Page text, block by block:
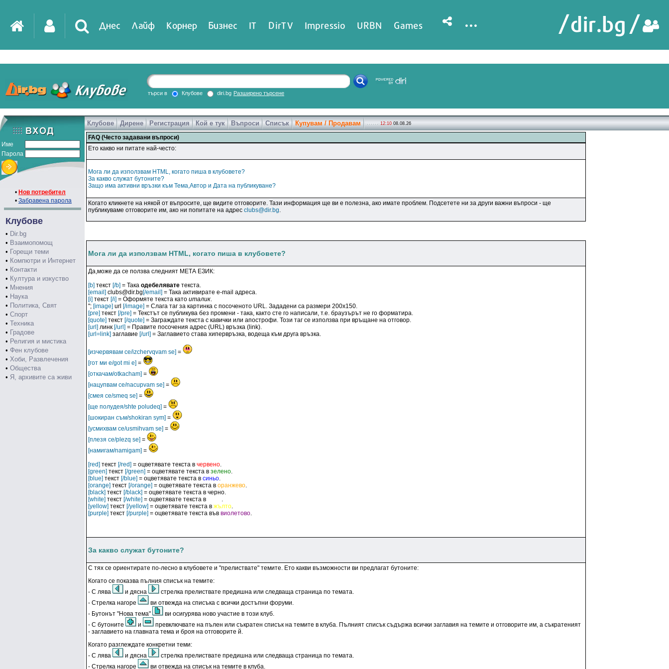
Днес Лайф Корнер Бизнес IT DirTV Impressio URBN Games ...
търси в Клубове diri.bg Разширено търсене
Име
Парола
• Нов потребител
• Забравена парола
Клубове
• Dir.bg
• Взаимопомощ
• Горещи теми
• Компютри и Интернет
• Контакти
• Култура и изкуство
• Мнения
• Наука
• Политика, Свят
• Спорт
• Техника
• Градове
• Религия и мистика
• Фен клубове
• Хоби, Развлечения
• Общества
• Я, архивите са живи
Клубове Дирене Регистрация Кой е тук Въпроси Списък Купувам / Продавам 12:10 08.08.26
FAQ (Често задавани въпроси)
Ето какво ни питате най-често:
Мога ли да използвам HTML, когато пиша в клубовете?
За какво служат бутоните?
Защо има активни връзки към Тема,Автор и Дата на публикуване?
Когато кликнете на някой от въпросите, ще видите отговорите. Тази информация ще ви е полезна, ако имате проблем. Подсетете ни за други важни въпроси - ще
публикуваме отговорите им, ако ни попитате на адрес clubs@dir.bg.
Мога ли да използвам HTML, когато пиша в клубовете?
Да,може да се ползва следният МЕТА ЕЗИК:
[b] текст [/b] = Така одебелявате текста.
[email] clubs@dir.bg[/email] = Така активирате e-mail адреса.
[i] текст [/i] = Оформяте текста като италик.
"; [image] url [/image] = Слага таг за картинка с посоченото URL. Зададени са размери 200x150.
[pre] текст [/pre] = Текстът се публикува без промени - така, както сте го написали, т.е. браузърът не го форматира.
[quote] текст [/quote] = Заграждате текста с кавички или апострофи. Този таг се използва при връщане на отговор.
[url] линк [/url] = Правите посочения адрес (URL) връзка (link).
[url=link] заглавие [/url] = Заглавието става хипервръзка, водеща към друга връзка.
[изчервявам се/izchervqvam se] =
[гот ми е/got mi e] =
[откачам/otkacham] =
[нацупвам се/nacupvam se] =
[смея се/smeq se] =
[ще полудея/shte poludeq] =
[шокиран съм/shokiran sym] =
[усмихвам се/usmihvam se] =
[плезя се/plezq se] =
[намигам/namigam] =
[red] текст [/red] = оцветявате текста в червено.
[green] текст [/green] = оцветявате текста в зелено.
[blue] текст [/blue] = оцветявате текста в синьо.
[orange] текст [/orange] = оцветявате текста в оранжево.
[black] текст [/black] = оцветявате текста в черно.
[white] текст [/white] = оцветявате текста в
.
[yellow] текст [/yellow] = оцветявате текста в жълто.
[purple] текст [/purple] = оцветявате текста във виолетово.
За какво служат бутоните?
С тях се ориентирате по-лесно в клубовете и "прелиствате" темите. Ето какви възможности ви предлагат бутоните:
Когато се показва пълния списък на темите:
- С лява
и дясна
стрелка прелиствате предишна или следваща страница по темата.
- Стрелка нагоре
ви отвежда на списъка с всички достъпни форуми.
- Бутонът "Нова тема"
ви осигурява ново участие в този клуб.
- С бутоните
и
превключвате на пълен или съкратен списък на темите в клуба. Пълният списък съдържа всички заглавия на темите и отговорите им, а съкратеният
- заглавието на главната тема и броя на отговорите й.
Когато разглеждате конкретни теми:
- С лява
и дясна
стрелка прелиствате предишна или следваща страница по темата.
- Стрелка нагоре
ви отвежда на списък на темите в клуба.